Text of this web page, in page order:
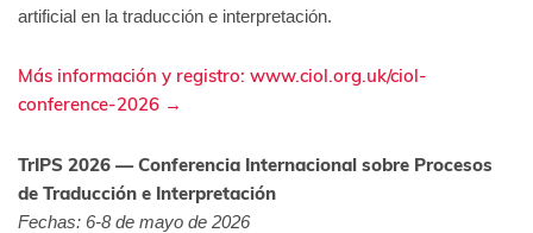
artificial en la traducción e interpretación.
Más información y registro: www.ciol.org.uk/ciol-
conference-2026 →
TrIPS 2026 — Conferencia Internacional sobre Procesos
de Traducción e Interpretación
Fechas: 6-8 de mayo de 2026